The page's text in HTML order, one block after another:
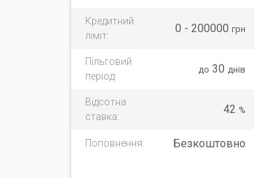
Кредитний
ліміт:
0 - 200000 грн
Пільговий
період:
до 30 днів
Відсотна
ставка:
42 %
Поповнення: Безкоштовно